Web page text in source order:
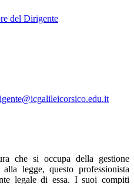
del Dirigente
che si occupa della gestione
legge, questo professionista
legale di essa. I suoi compiti